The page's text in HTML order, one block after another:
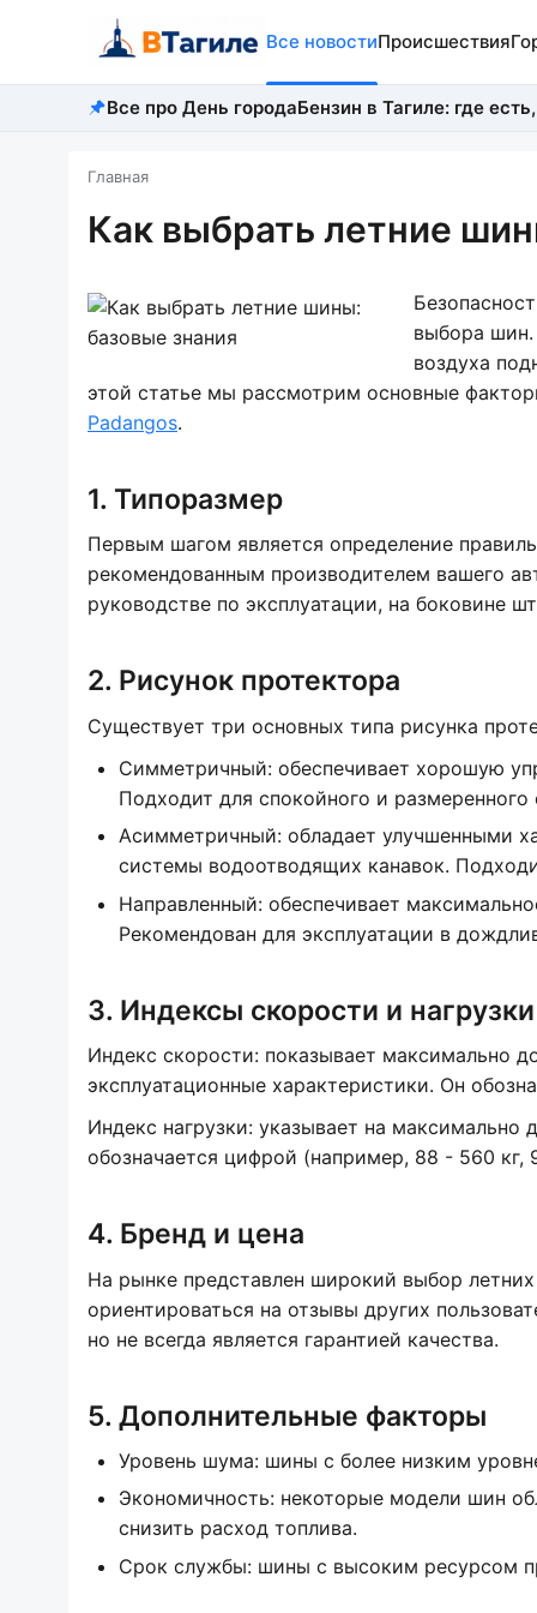
Все новостиПроисшествия
Все про День городаБензин в Тагиле: где
Главная
Как выбрать летние
выбора шин.
воздуха
этой статье мы рассмотрим основные
Padangos.
1. Типоразмер
Первым шагом является определение
рекомендованным производителем вашего
руководстве по эксплуатации, на боковине
2. Рисунок протектора
Существует три основных типа рисунка
Симметричный: обеспечивает хорошую
Подходит для спокойного и
Асимметричный: обладает улучшенными
системы водоотводящих канавок.
Направленный: обеспечивает
Рекомендован для эксплуатации в
3. Индексы скорости и нагрузки
Индекс скорости: показывает максимально
эксплуатационные характеристики. Он
Индекс нагрузки: указывает на
обозначается цифрой (например, 88 - 560 кг,
4. Бренд и цена
На рынке представлен широкий выбор
ориентироваться на отзывы других
но не всегда является гарантией качества.
5. Дополнительные факторы
Уровень шума: шины с более низким
Экономичность: некоторые модели шин
снизить расход топлива.
Срок службы: шины с высоким ресурсом